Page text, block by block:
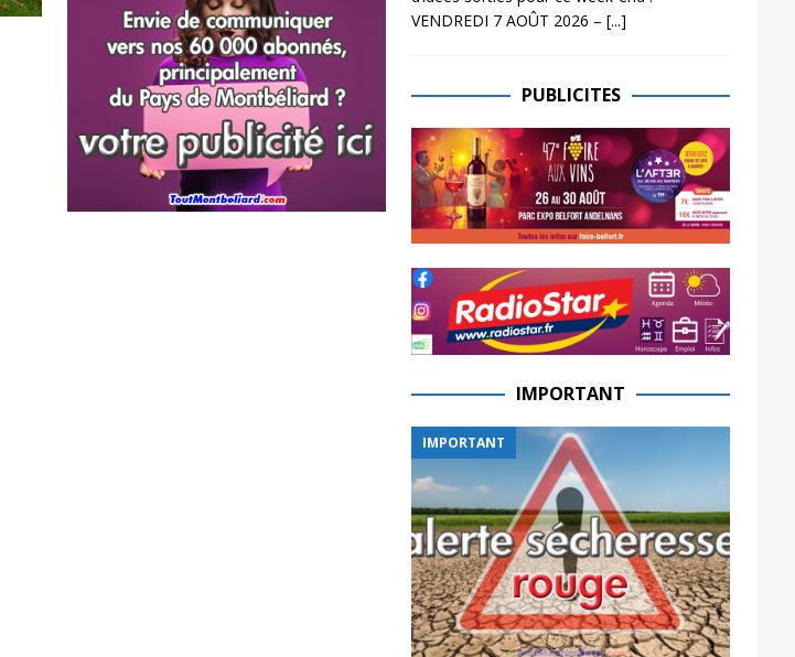
VENDREDI 7 AOÛT 2026 – [...]
PUBLICITES
IMPORTANT
IMPORTANT